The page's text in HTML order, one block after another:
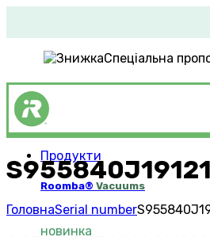
Спеціальна
Продукти
Roomba® Vacuums
новинка
ГоловнаSerial number